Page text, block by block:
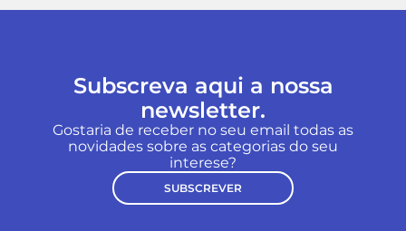
Subscreva aqui a nossa
newsletter.
Gostaria de receber no seu email todas as
novidades sobre as categorias do seu
interese?
SUBSCREVER